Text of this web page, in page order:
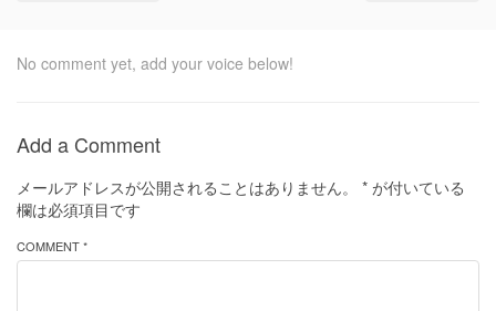
No comment yet, add your voice below!
Add a Comment
メールアドレスが公開されることはありません。 * が付いている
欄は必須項目です
COMMENT *